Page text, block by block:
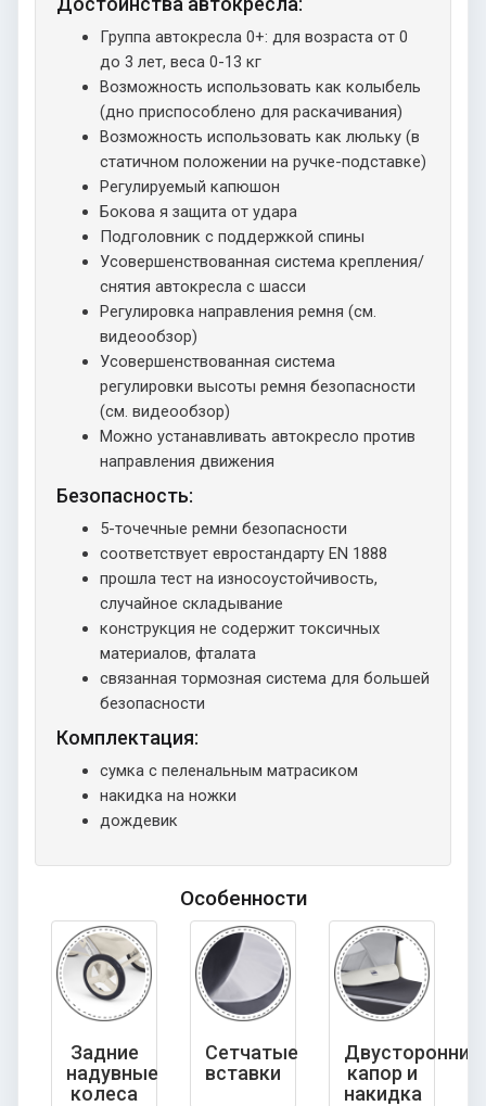
Группа автокресла 0+: для возраста от 0
до 3 лет, веса 0-13 кг
Возможность использовать как колыбель
(дно приспособлено для раскачивания)
Возможность использовать как люльку (в
статичном положении на ручке-подставке)
Регулируемый капюшон
Бокова я защита от удара
Подголовник с поддержкой спины
Усовершенствованная система крепления/
снятия автокресла с шасси
Регулировка направления ремня (см.
видеообзор)
Усовершенствованная система
регулировки высоты ремня безопасности
(см. видеообзор)
Можно устанавливать автокресло против
направления движения
Безопасность:
5-точечные ремни безопасности
соответствует евростандарту EN 1888
прошла тест на износоустойчивость,
случайное складывание
конструкция не содержит токсичных
материалов, фталата
связанная тормозная система для большей
безопасности
Комплектация:
сумка с пеленальным матрасиком
накидка на ножки
дождевик
Особенности
Задние
надувные
колеса
Сетчатые
вставки
Двусторонний
капор и
накидка